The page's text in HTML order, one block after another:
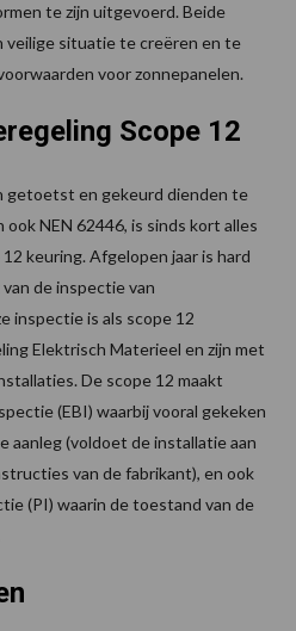
te zijn uitgevoerd. Beide
veilige situatie te creëren en te
voor zonnepanelen.
Scope 12
getoetst en gekeurd dienden te
ook NEN 62446, is sinds kort alles
keuring. Afgelopen jaar is hard
de inspectie van
inspectie is als scope 12
Elektrisch Materieel en zijn met
De scope 12 maakt
(EBI) waarbij vooral gekeken
aanleg (voldoet de installatie aan
van de fabrikant), en ook
(PI) waarin de toestand van de